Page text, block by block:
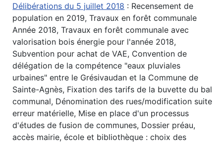
Délibérations du 5 juillet 2018 : Recensement de
population en 2019, Travaux en forêt communale
Année 2018, Travaux en forêt communale avec
valorisation bois énergie pour l'année 2018,
Subvention pour achat de VAE, Convention de
délégation de la compétence "eaux pluviales
urbaines" entre le Grésivaudan et la Commune de
Sainte-Agnès, Fixation des tarifs de la buvette du bal
communal, Dénomination des rues/modification suite
erreur matérielle, Mise en place d'un processus
d'études de fusion de communes, Dossier préau,
accès mairie, école et bibliothèque : choix des